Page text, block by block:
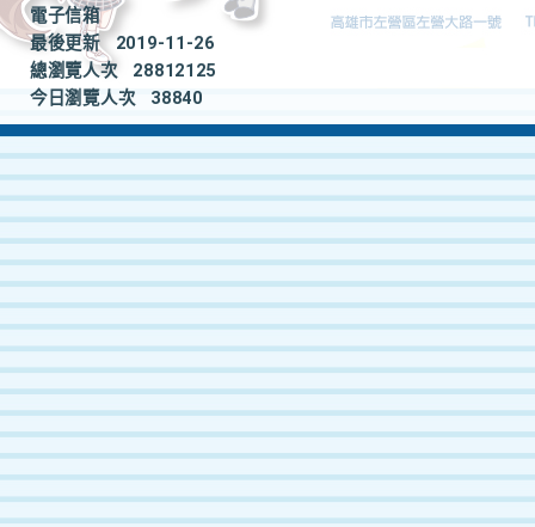
電子信箱
最後更新
2019-11-26
總瀏覽人次
28812125
今日瀏覽人次
38840